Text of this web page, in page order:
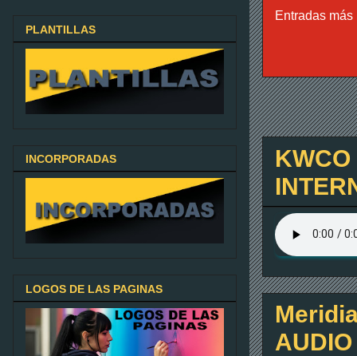
Entradas
PLANTILLAS
INCORPORADAS
LOGOS DE LAS PAGINAS